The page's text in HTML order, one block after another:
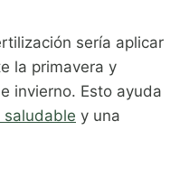
sería aplicar
la primavera y
invierno. Esto ayuda
saludable y una